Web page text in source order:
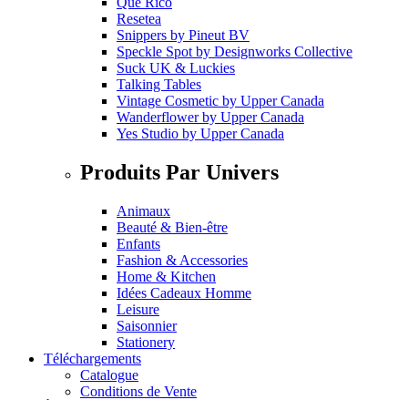
Resetea
Snippers by Pineut BV
Speckle Spot by Designworks Collective
Suck UK & Luckies
Talking Tables
Vintage Cosmetic by Upper Canada
Wanderflowerby Upper Canada
Yes Studio by Upper Canada
Produits Par Univers
Animaux
Beauté & Bien-être
Enfants
Fashion & Accessories
Home & Kitchen
Idées Cadeaux Homme
Leisure
Saisonnier
Stationery
Téléchargements
Catalogue
Conditions de Vente